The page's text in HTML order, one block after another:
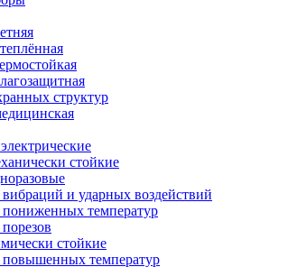
структур
стойкие
и ударных воздействий
пониженных температур
стойкие
повышенных температур